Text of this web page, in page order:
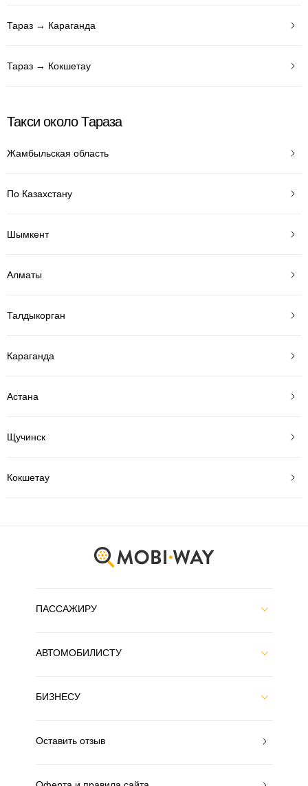
Тараз → Караганда
Тараз → Кокшетау
Такси около Тараза
Жамбыльская область
По Казахстану
Шымкент
Алматы
Талдыкорган
Караганда
Астана
Щучинск
Кокшетау
ПАССАЖИРУ
АВТОМОБИЛИСТУ
БИЗНЕСУ
Оставить отзыв